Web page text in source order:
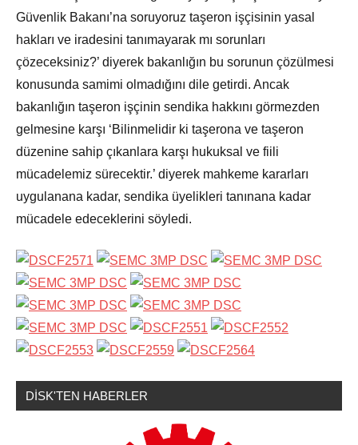
Güvenlik Bakanı’na soruyoruz taşeron işçisinin yasal
hakları ve iradesini tanımayarak mı sorunları
çözeceksiniz?’ diyerek bakanlığın bu sorunun çözülmesi
konusunda samimi olmadığını dile getirdi. Ancak
bakanlığın taşeron işçinin sendika hakkını görmezden
gelmesine karşı ‘Bilinmelidir ki taşerona ve taşeron
düzenine sahip çıkanlara karşı hukuksal ve fiili
mücadelemiz sürecektir.’ diyerek mahkeme kararları
uygulanana kadar, sendika üyelikleri tanınana kadar
mücadele edeceklerini söyledi.
Sendikamızdan
DİSK'TEN HABERLER